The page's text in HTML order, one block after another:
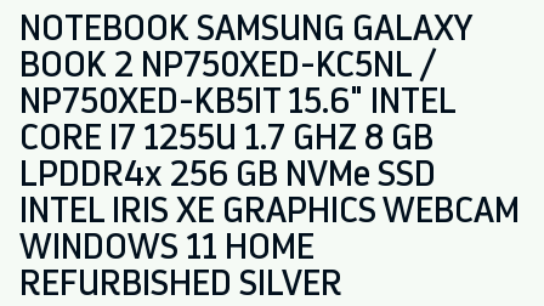
NOTEBOOK SAMSUNG GALAXY
BOOK 2 NP750XED-KC5NL /
NP750XED-KB5IT 15.6" INTEL
CORE I7 1255U 1.7 GHZ 8 GB
LPDDR4x 256 GB NVMe SSD
INTEL IRIS XE GRAPHICS WEBCAM
WINDOWS 11 HOME
REFURBISHED SILVER